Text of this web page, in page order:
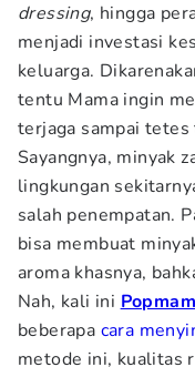
dressing, hingga
menjadi investasi
keluarga.
tentu Mama ingin
terjaga sampai
Sayangnya, minyak
lingkungan
salah penempatan.
bisa membuat
aroma khasnya,
Nah, kali ini
beberapa cara
metode ini, kualitas